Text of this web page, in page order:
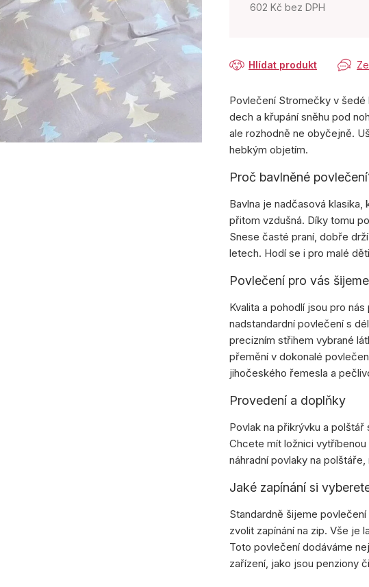
602 Kč bez DPH
Hlídat produkt
Povlečení Stromečky v šedé
dech a křupání sněhu pod
ale rozhodně ne obyčejně.
hebkým objetím.
Proč bavlněné
Bavlna je nadčasová
přitom vzdušná. Díky tomu
Snese časté praní, dobře
letech. Hodí se i pro malé
Povlečení pro vás
Kvalita a pohodlí jsou pro
nadstandardní povlečení s
precizním střihem vybrané
přemění v dokonalé
jihočeského řemesla a
Provedení a doplňky
Povlak na přikrývku a
Chcete mít ložnici
náhradní povlaky na
Jaké zapínání si
Standardně šijeme
zvolit zapínání na zip. Vše je
Toto povlečení dodáváme
zařízení, jako jsou penziony